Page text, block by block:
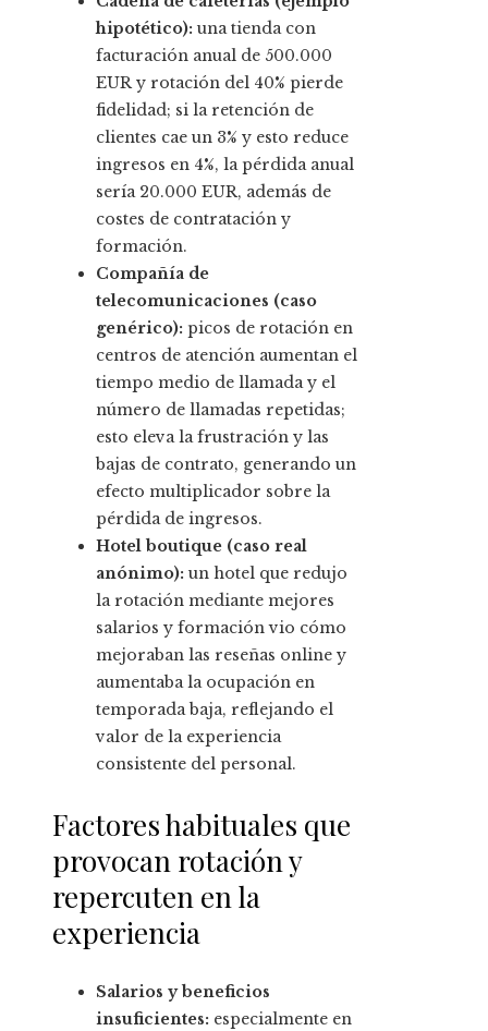
hipotético): una tienda con
facturación anual de 500.000
EUR y rotación del 40% pierde
fidelidad; si la retención de
clientes cae un 3% y esto reduce
ingresos en 4%, la pérdida anual
sería 20.000 EUR, además de
costes de contratación y
formación.
Compañía de
telecomunicaciones (caso
genérico): picos de rotación en
centros de atención aumentan el
tiempo medio de llamada y el
número de llamadas repetidas;
esto eleva la frustración y las
bajas de contrato, generando un
efecto multiplicador sobre la
pérdida de ingresos.
Hotel boutique (caso real
anónimo): un hotel que redujo
la rotación mediante mejores
salarios y formación vio cómo
mejoraban las reseñas online y
aumentaba la ocupación en
temporada baja, reflejando el
valor de la experiencia
consistente del personal.
Factores habituales que
provocan rotación y
repercuten en la
experiencia
Salarios y beneficios
insuficientes: especialmente en